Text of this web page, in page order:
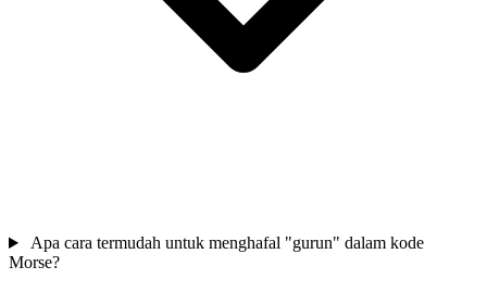
Apa cara termudah untuk menghafal "gurun" dalam kode
Morse?